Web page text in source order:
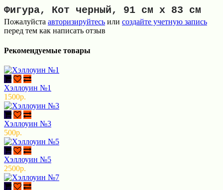
Фигура, Кот черный, 91 см х 83 см
Пожалуйста авторизируйтесь или создайте учетную запись
перед тем как написать отзыв
Рекомендуемые товары
Хэллоуин №1
1500р.
Хэллоуин №3
500р.
Хэллоуин №5
2500р.